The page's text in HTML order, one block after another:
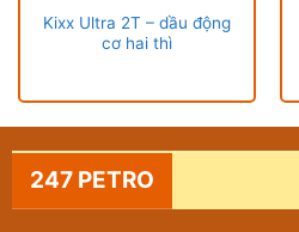
Kixx Ultra 2T – dầu động
cơ hai thì
247 PETRO